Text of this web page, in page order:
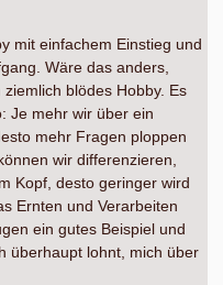
mit einfachem Einstieg und
Wäre das anders,
blödes Hobby. Es
Je mehr wir über ein
mehr Fragen ploppen
wir differenzieren,
Kopf, desto geringer wird
Ernten und Verarbeiten
ein gutes Beispiel und
überhaupt lohnt, mich über